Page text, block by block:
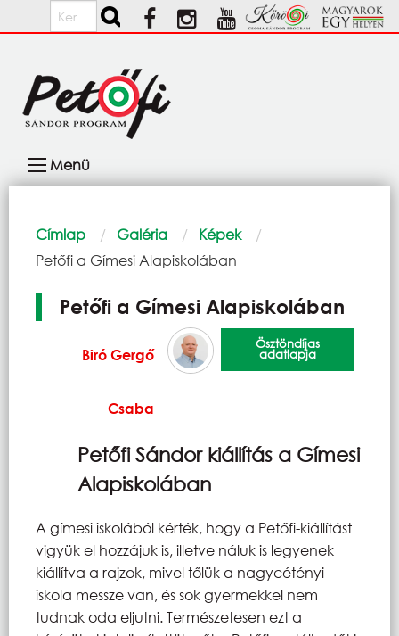
Ugrás a tartalomra
Keresés
navigáció
Menü
Morzsa
Címlap Galéria
Képek
Current:
Petőfi a Gímesi Alapiskolában
Petőfi a Gímesi Alapiskolában
Biró Gergő
Csaba
Ösztöndíjas
adatlapja
Petőfi Sándor kiállítás a Gímesi
Alapiskolában
A gímesi iskolából kérték, hogy a Petőfi-kiállítást
vigyük el hozzájuk is, illetve náluk is legyenek
kiállítva a rajzok, mivel tőlük a nagycétényi
iskola messze van, és sok gyermekkel nem
tudnak oda eljutni. Természetesen ezt a